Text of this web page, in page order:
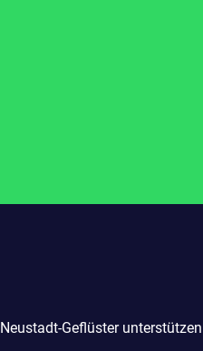
Neustadt-Geflüster unterstützen